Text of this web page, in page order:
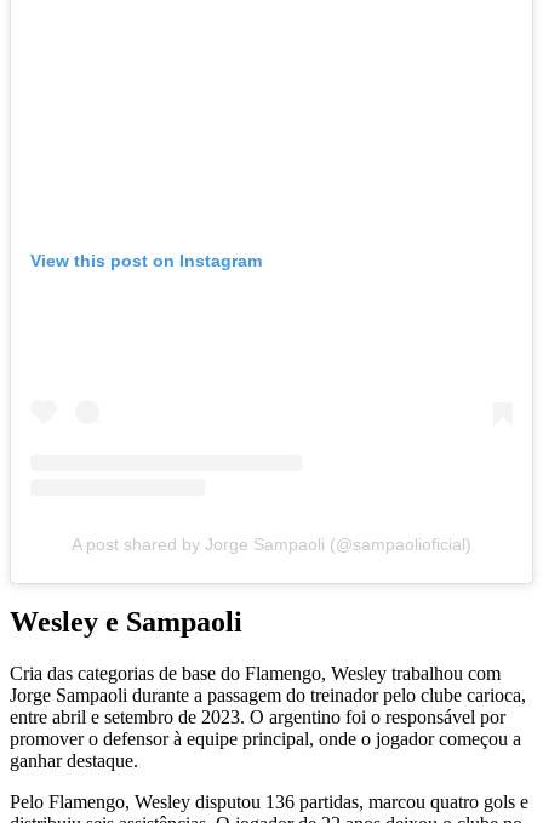
View this post on Instagram
A post shared by Jorge Sampaoli (@sampaolioficial)
Wesley e Sampaoli
Cria das categorias de base do Flamengo, Wesley trabalhou com
Jorge Sampaoli durante a passagem do treinador pelo clube carioca,
entre abril e setembro de 2023. O argentino foi o responsável por
promover o defensor à equipe principal, onde o jogador começou a
ganhar destaque.
Pelo Flamengo, Wesley disputou 136 partidas, marcou quatro gols e